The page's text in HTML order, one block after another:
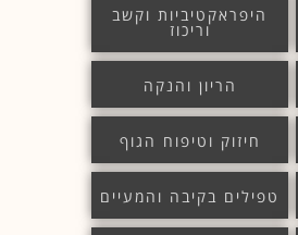
היפראקטיביות וקשב
וריכוז
הריון והנקה
חיזוק וטיפוח הגוף
טפילים בקיבה והמעיים